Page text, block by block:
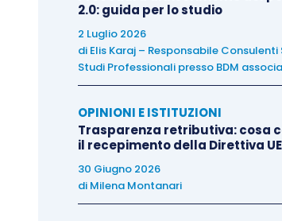
2.0: guida per lo studio
2 Luglio 2026
di Elis Karaj – Responsabile
Studi Professionali presso BDM
OPINIONI E ISTITUZIONI
Trasparenza retributiva: cosa
il recepimento della Direttiva UE
30 Giugno 2026
di Milena Montanari